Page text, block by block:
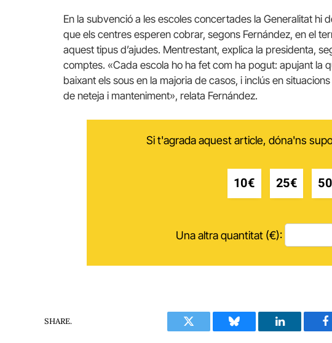
En la subvenció a les escoles concertades la Generalitat hi
que els centres esperen cobrar, segons Fernández, en el
aquest tipus d’ajudes. Mentrestant, explica la presidenta,
comptes. «Cada escola ho ha fet com ha pogut: apujant la
baixant els sous en la majoria de casos, i inclús en
de neteja i manteniment», relata Fernández.
Si t'agrada aquest article, dóna'ns
10€ 25€
Una altra quantitat (€):
SHARE.
Twitter Bluesky LinkedIn